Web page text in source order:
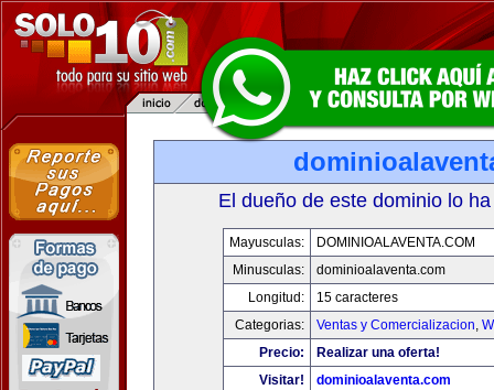
El dueño de este dominio lo
Mayusculas:
DOMINIOALAVENTA.COM
Minusculas:
dominioalaventa.com
Longitud:
15 caracteres
Categorias:
Ventas y Comercializacion,
Precio:
Realizar una oferta!
Visitar!
dominioalaventa.com